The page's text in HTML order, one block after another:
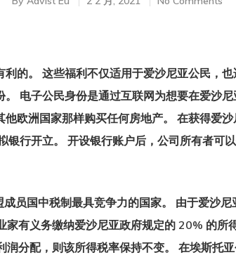
的。 这些福利不仅适用于爱沙尼亚公民，
电子公民身份是通过互联网为想要在爱沙
欧洲国家那样购买任何房地产。 在获得爱
银行开立。 开设银行账户后，公司所有者可
员国中税制最具竞争力的国家。 由于爱沙
有义务缴纳爱沙尼亚政府规定的 20% 的所
润分配，则该所得税率保持不变。 在埃斯托